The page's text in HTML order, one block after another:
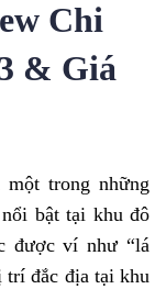
Chi
& Giá
trong những
nổi bật tại khu đô
được ví như “lá
trí đắc địa tại khu